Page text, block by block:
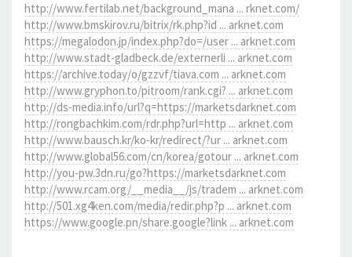
http://www.fertilab.net/background_mana ... rknet.com/
http://www.bmskirov.ru/bitrix/rk.php?id ... arknet.com
https://megalodon.jp/index.php?do=/user ... arknet.com
http://www.stadt-gladbeck.de/externerli ... arknet.com
https://archive.today/o/gzzvf/tiava.com ... arknet.com
http://www.gryphon.to/pitroom/rank.cgi? ... arknet.com
http://ds-media.info/url?q=https://marketsdarknet.com
http://rongbachkim.com/rdr.php?url=http ... arknet.com
http://www.bausch.kr/ko-kr/redirect/?ur ... arknet.com
http://www.global56.com/cn/korea/gotour ... arknet.com
http://you-pw.3dn.ru/go?https://marketsdarknet.com
http://www.rcam.org/__media__/js/tradem ... arknet.com
http://501.xg4ken.com/media/redir.php?p ... arknet.com
https://www.google.pn/share.google?link ... arknet.com